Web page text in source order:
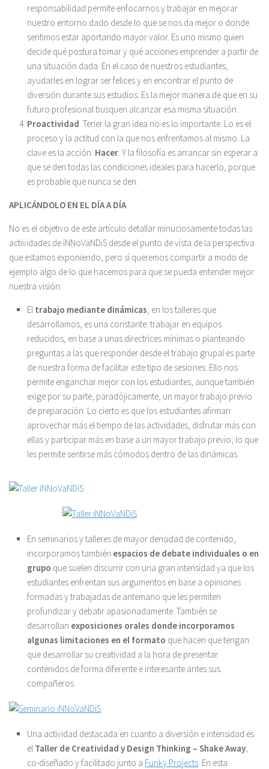
responsabilidad permite enfocarnos y trabajar en mejorar
nuestro entorno dado desde lo que se nos da mejor o donde
sentimos estar aportando mayor valor. Es uno mismo quien
decide qué postura tomar y qué acciones emprender a partir de
una situación dada. En el caso de nuestros estudiantes,
ayudarles en lograr ser felices y en encontrar el punto de
diversión durante sus estudios: Es la mejor manera de que en su
futuro profesional busquen alcanzar esa misma situación.
Proactividad. Tener la gran idea no es lo importante. Lo es el
proceso y la actitud con la que nos enfrentamos al mismo. La
clave es la acción: Hacer. Y la filosofía es arrancar sin esperar a
que se den todas las condiciones ideales para hacerlo, porque
es probable que nunca se den.
APLICÁNDOLO EN EL DÍA A DÍA
No es el objetivo de este artículo detallar minuciosamente todas las
actividades de iNNoVaNDiS desde el punto de vista de la perspectiva
que estamos exponiendo, pero sí queremos compartir a modo de
ejemplo algo de lo que hacemos para que se pueda entender mejor
nuestra visión:
El trabajo mediante dinámicas, en los talleres que
desarrollamos, es una constante: trabajar en equipos
reducidos, en base a unas directrices mínimas o planteando
preguntas a las que responder desde el trabajo grupal es parte
de nuestra forma de facilitar este tipo de sesiones. Ello nos
permite enganchar mejor con los estudiantes, aunque también
exige por su parte, paradójicamente, un mayor trabajo previo
de preparación. Lo cierto es que los estudiantes afirman
aprovechar más el tiempo de las actividades, disfrutar más con
ellas y participar más en base a un mayor trabajo previo, lo que
les permite sentirse más cómodos dentro de las dinámicas.
En seminarios y talleres de mayor densidad de contenido,
incorporamos también espacios de debate individuales o en
grupo que suelen discurrir con una gran intensidad ya que los
estudiantes enfrentan sus argumentos en base a opiniones
formadas y trabajadas de antemano que les permiten
profundizar y debatir apasionadamente. También se
desarrollan exposiciones orales donde incorporamos
algunas limitaciones en el formato que hacen que tengan
que desarrollar su creatividad a la hora de presentar
contenidos de forma diferente e interesante antes sus
compañeros.
Una actividad destacada en cuanto a diversión e intensidad es
el Taller de Creatividad y Design Thinking – Shake Away,
co-diseñado y facilitado junto a Funky Projects. En esta